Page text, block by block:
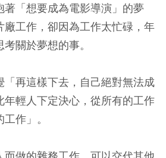
「想要成為電影導演」的夢
廠工作，卻因為工作太忙碌，年
關於夢想的事。
「再這樣下去，自己絕對無法成
年輕人下定決心，從所有的工作
作」。